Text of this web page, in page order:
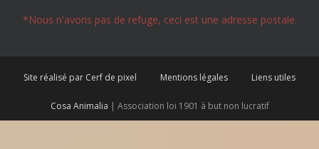
*Nous n'avons pas de refuge, ceci est une adresse postale.
Site réalisé par Cerf de pixel Mentions légales Liens utiles
Cosa Animalia | Association loi 1901 à but non lucratif